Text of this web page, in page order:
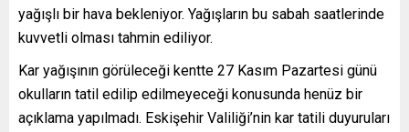
yağışlı bir hava bekleniyor. Yağışların bu sabah saatlerinde
kuvvetli olması tahmin ediliyor.
Kar yağışının görüleceği kentte 27 Kasım Pazartesi günü
okulların tatil edilip edilmeyeceği konusunda henüz bir
açıklama yapılmadı. Eskişehir Valiliği’nin kar tatili duyuruları